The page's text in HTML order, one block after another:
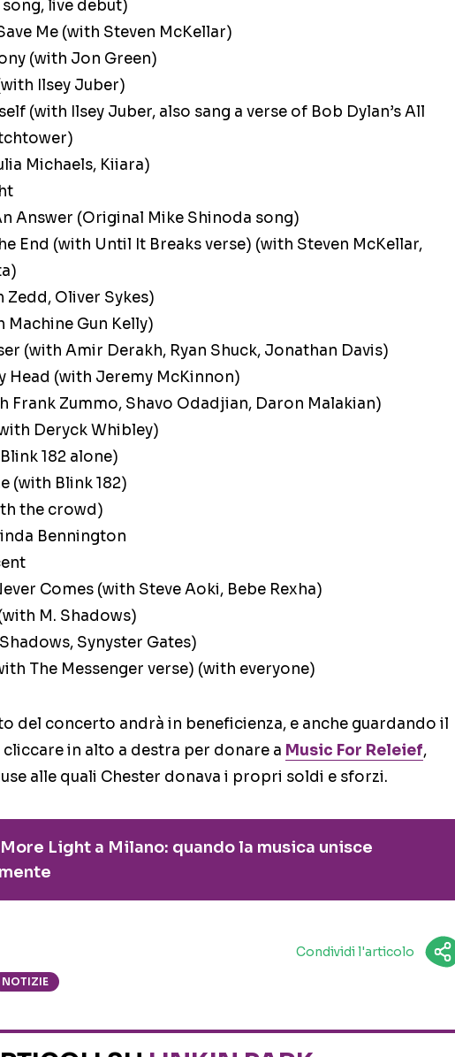
live debut)
Me (with Steven McKellar)
(with Jon Green)
Ilsey Juber)
(with Ilsey Juber, also sang a verse of Bob Dylan’s All
Michaels, Kiiara)
Answer (Original Mike Shinoda song)
End (with Until It Breaks verse) (with Steven McKellar,
Zedd, Oliver Sykes)
Machine Gun Kelly)
(with Amir Derakh, Ryan Shuck, Jonathan Davis)
Head (with Jeremy McKinnon)
Frank Zummo, Shavo Odadjian, Daron Malakian)
Deryck Whibley)
182 alone)
(with Blink 182)
the crowd)
Bennington
Comes (with Steve Aoki, Bebe Rexha)
M. Shadows)
Synyster Gates)
The Messenger verse) (with everyone)
del concerto andrà in beneficienza, e anche guardando il
in alto a destra per donare a Music For Releief,
alle quali Chester donava i propri soldi e sforzi.
Light a Milano: quando la musica unisce
Condividi l'articolo
NOTIZIE